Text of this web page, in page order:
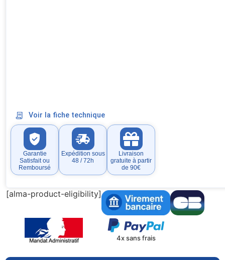
Voir la fiche technique
Garantie
Satisfait ou
Remboursé
Expédition sous
48 / 72h
Livraison
gratuite à partir
de 90€
[alma-product-eligibility]
4x sans frais